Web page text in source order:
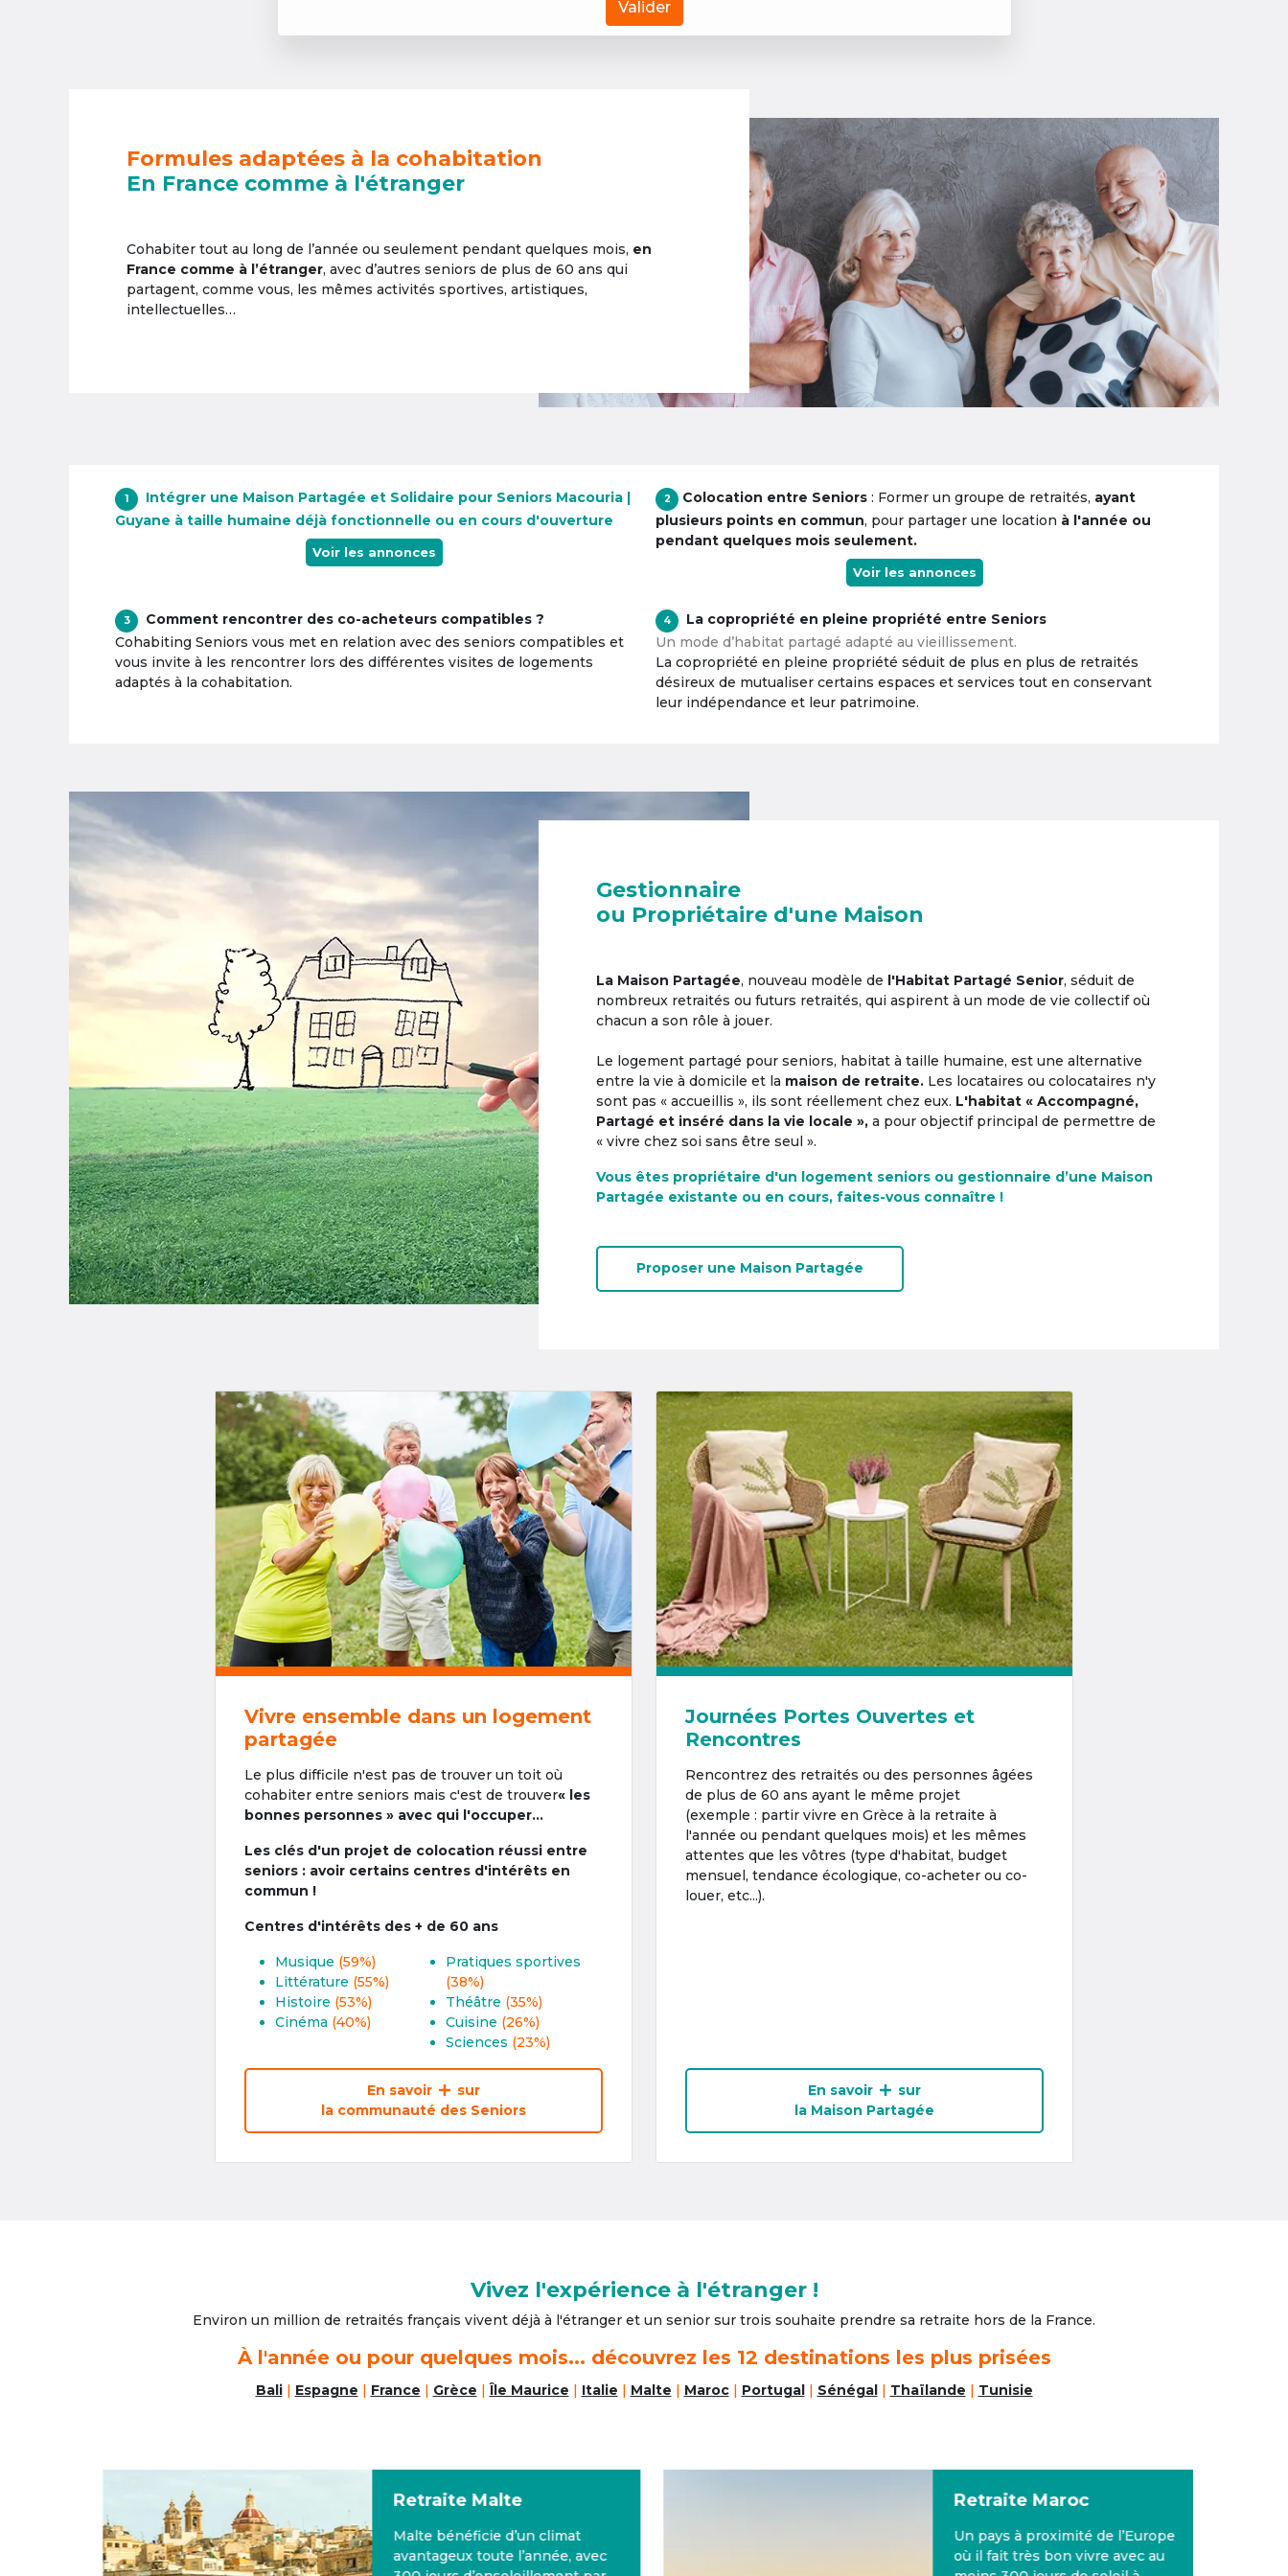
Valider
Formules adaptées à la cohabitation
En France comme à l'étranger
Cohabiter tout au long de l’année ou seulement pendant quelques mois, en
France comme à l’étranger, avec d’autres seniors de plus de 60 ans qui
partagent, comme vous, les mêmes activités sportives, artistiques,
intellectuelles…
1
Intégrer une Maison Partagée et Solidaire pour Seniors Macouria |
Guyane à taille humaine déjà fonctionnelle ou en cours d'ouverture
Voir les annonces
2 Colocation entre Seniors : Former un groupe de retraités, ayant
plusieurs points en commun, pour partager une location à l'année ou
pendant quelques mois seulement.
Voir les annonces
3
Comment rencontrer des co-acheteurs compatibles ?
Cohabiting Seniors vous met en relation avec des seniors compatibles et
vous invite à les rencontrer lors des différentes visites de logements
adaptés à la cohabitation.
4
La copropriété en pleine propriété entre Seniors
Un mode d’habitat partagé adapté au vieillissement.
La copropriété en pleine propriété séduit de plus en plus de retraités
désireux de mutualiser certains espaces et services tout en conservant
leur indépendance et leur patrimoine.
Gestionnaire
ou Propriétaire d'une Maison
La Maison Partagée, nouveau modèle de l'Habitat Partagé Senior, séduit de
nombreux retraités ou futurs retraités, qui aspirent à un mode de vie collectif où
chacun a son rôle à jouer.
Le logement partagé pour seniors, habitat à taille humaine, est une alternative
entre la vie à domicile et la maison de retraite. Les locataires ou colocataires n'y
sont pas « accueillis », ils sont réellement chez eux. L'habitat « Accompagné,
Partagé et inséré dans la vie locale », a pour objectif principal de permettre de
« vivre chez soi sans être seul ».
Vous êtes propriétaire d'un logement seniors ou gestionnaire d’une Maison
Partagée existante ou en cours, faites-vous connaître !
Proposer une Maison Partagée
Vivre ensemble dans un logement
partagée
Le plus difficile n'est pas de trouver un toit où
cohabiter entre seniors mais c'est de trouver« les
bonnes personnes » avec qui l'occuper...
Les clés d'un projet de colocation réussi entre
seniors : avoir certains centres d'intérêts en
commun !
Centres d'intérêts des + de 60 ans
Musique (59%)
Littérature (55%)
Histoire (53%)
Cinéma (40%)
Pratiques sportives
(38%)
Théâtre (35%)
Cuisine (26%)
Sciences (23%)
En savoir
sur
la communauté des Seniors
Journées Portes Ouvertes et
Rencontres
Rencontrez des retraités ou des personnes âgées
de plus de 60 ans ayant le même projet
(exemple : partir vivre en Grèce à la retraite à
l'année ou pendant quelques mois) et les mêmes
attentes que les vôtres (type d'habitat, budget
mensuel, tendance écologique, co-acheter ou co-
louer, etc...).
En savoir
sur
la Maison Partagée
Vivez l'expérience à l'étranger !
Environ un million de retraités français vivent déjà à l'étranger et un senior sur trois souhaite prendre sa retraite hors de la France.
À l'année ou pour quelques mois... découvrez les 12 destinations les plus prisées
Bali| Espagne | France | Grèce |Île Maurice | Italie | Malte | Maroc| Portugal| Sénégal| Thaïlande | Tunisie
RetraiteMalte
Malte bénéficie d’un climat
avantageux toute l’année, avec
RetraiteMaroc
Un pays à proximité de l’Europe
où il fait très bon vivre avec au